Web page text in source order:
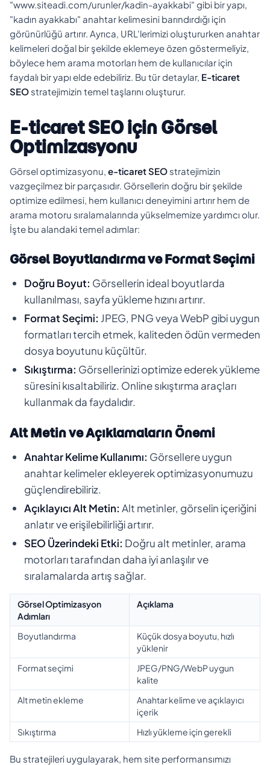
"www.siteadi.com/urunler/kadin-ayakkabi" gibi bir yapı,
"kadın ayakkabı" anahtar kelimesini barındırdığı için
görünürlüğü artırır. Ayrıca, URL'lerimizi oluştururken anahtar
kelimeleri doğal bir şekilde eklemeye özen göstermeliyiz,
böylece hem arama motorları hem de kullanıcılar için
faydalı bir yapı elde edebiliriz. Bu tür detaylar, E-ticaret
SEO stratejimizin temel taşlarını oluşturur.
E-ticaret SEO için Görsel
Optimizasyonu
Görsel optimizasyonu, e-ticaret SEO stratejimizin
vazgeçilmez bir parçasıdır. Görsellerin doğru bir şekilde
optimize edilmesi, hem kullanıcı deneyimini artırır hem de
arama motoru sıralamalarında yükselmemize yardımcı olur.
İşte bu alandaki temel adımlar:
Görsel Boyutlandırma ve Format Seçimi
Doğru Boyut: Görsellerin ideal boyutlarda
kullanılması, sayfa yükleme hızını artırır.
Format Seçimi: JPEG, PNG veya WebP gibi uygun
formatları tercih etmek, kaliteden ödün vermeden
dosya boyutunu küçültür.
Sıkıştırma: Görsellerinizi optimize ederek yükleme
süresini kısaltabiliriz. Online sıkıştırma araçları
kullanmak da faydalıdır.
Alt Metin ve Açıklamaların Önemi
Anahtar Kelime Kullanımı: Görsellere uygun
anahtar kelimeler ekleyerek optimizasyonumuzu
güçlendirebiliriz.
Açıklayıcı Alt Metin: Alt metinler, görselin içeriğini
anlatır ve erişilebilirliği artırır.
SEO Üzerindeki Etki: Doğru alt metinler, arama
motorları tarafından daha iyi anlaşılır ve
sıralamalarda artış sağlar.
Görsel Optimizasyon
Adımları
Açıklama
Boyutlandırma
Küçük dosya boyutu, hızlı
yüklenir
Format seçimi
JPEG/PNG/WebP uygun
kalite
Alt metin ekleme
Anahtar kelime ve açıklayıcı
içerik
Sıkıştırma
Hızlı yükleme için gerekli
Bu stratejileri uygulayarak, hem site performansımızı